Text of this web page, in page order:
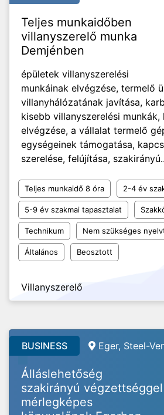
Teljes munkaidőben
villanyszerelő munka
Demjénben
épületek villanyszerelési
munkáinak elvégzése, termelő
villanyhálózatának javítása,
kisebb villanyszerelési munkák,
elvégzése, a vállalat termelő
egységeinek támogatása,
szerelése, felújítása,
Teljes munkaidő 8 óra 2-4 év
5-9 év szakmai tapasztalat
Technikum Nem szükséges
Általános Beosztott
Villanyszerelő
BUSINESS Eger, Steel-
Álláslehetőség
szakirányú végzettséggel
mérlegképes